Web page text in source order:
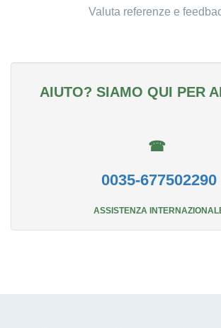
Valuta referenze e
AIUTO? SIAMO QUI PER
☎
0035-677502290
ASSISTENZA